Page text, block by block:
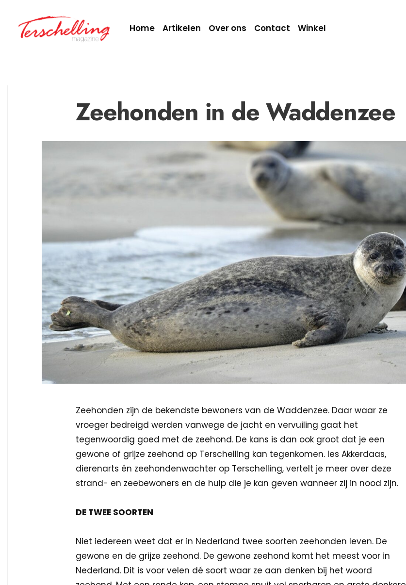
Home Artikelen Over ons Contact Winkel
Zeehonden in de Waddenzee
Zeehonden zijn de bekendste bewoners van de Waddenzee. Daar waar ze
vroeger bedreigd werden vanwege de jacht en vervuiling gaat het
tegenwoordig goed met de zeehond. De kans is dan ook groot dat je een
gewone of grijze zeehond op Terschelling kan tegenkomen. Ies Akkerdaas,
dierenarts én zeehondenwachter op Terschelling, vertelt je meer over deze
strand- en zeebewoners en de hulp die je kan geven wanneer zij in nood zijn.
DE TWEE SOORTEN
Niet iedereen weet dat er in Nederland twee soorten zeehonden leven. De
gewone en de grijze zeehond. De gewone zeehond komt het meest voor in
Nederland. Dit is voor velen dé soort waar ze aan denken bij het woord